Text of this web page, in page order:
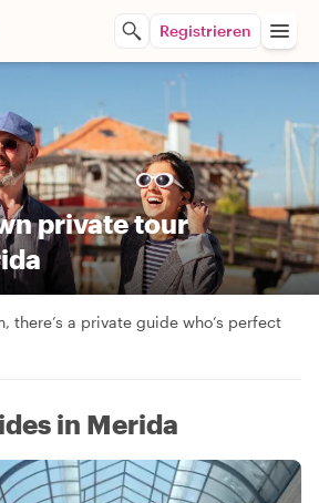
Registrieren
private tour
there’s a private guide who’s perfect
in Merida